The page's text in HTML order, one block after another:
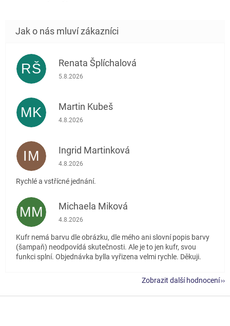
RŠ Renata Šplíchalová
Hodnocení obchodu je 5 z 5 hvězdiček.
5.8.2026
MK Martin Kubeš
Hodnocení obchodu je 5 z 5 hvězdiček.
4.8.2026
IM Ingrid Martinková
Hodnocení obchodu je 5 z 5 hvězdiček.
4.8.2026
Rychlé a vstřícné jednání.
MM Michaela Miková
Hodnocení obchodu je 5 z 5 hvězdiček.
4.8.2026
Kufr nemá barvu dle obrázku, dle mého ani slovní popis barvy
(šampaň) neodpovídá skutečnosti. Ale je to jen kufr, svou
funkci splní. Objednávka bylla vyřizena velmi rychle. Děkuji.
Zobrazit další hodnocení